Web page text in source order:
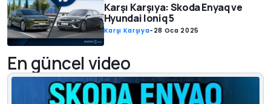
Karşı Karşıya: Skoda Enyaq ve
Hyundai Ioniq 5
Karşı Karşıya- 28 Oca 2025
En güncel video